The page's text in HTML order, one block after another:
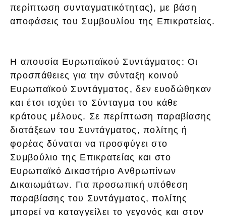
περίπτωση συνταγματικότητας), με βάση
αποφάσεις του Συμβουλίου της Επικρατείας.
Η απουσία Ευρωπαϊκού Συντάγματος: Οι
προσπάθειες για την σύνταξη κοινού
Ευρωπαϊκού Συντάγματος, δεν ευοδώθηκαν
και έτσι ισχύει το Σύνταγμα του κάθε
κράτους μέλους. Σε περίπτωση παραβίασης
διατάξεων του Συντάγματος, πολίτης ή
φορέας δύναται να προσφύγει στο
Συμβούλιο της Επικρατείας και στο
Ευρωπαϊκό Δικαστήριο Ανθρωπίνων
Δικαιωμάτων. Για προσωπική υπόθεση
παραβίασης του Συντάγματος, πολίτης
μπορεί να καταγγείλει το γεγονός και στον